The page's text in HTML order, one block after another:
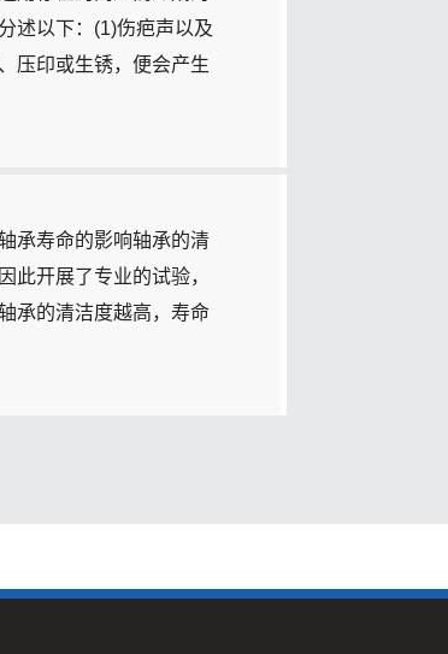
述以下：(1)伤疤声以及
压印或生锈，便会产生
承寿命的影响轴承的清
此开展了专业的试验，
承的清洁度越高，寿命